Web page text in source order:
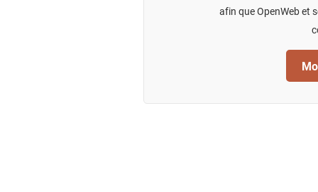
afin que OpenWeb et